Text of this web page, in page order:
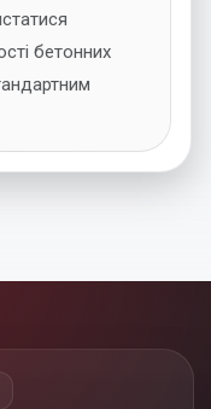
бетонних